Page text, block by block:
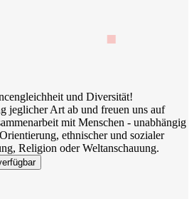
und Diversität!
jeglicher Art ab und freuen uns auf
mit Menschen - unabhängig
ethnischer und sozialer
Religion oder Weltanschauung.